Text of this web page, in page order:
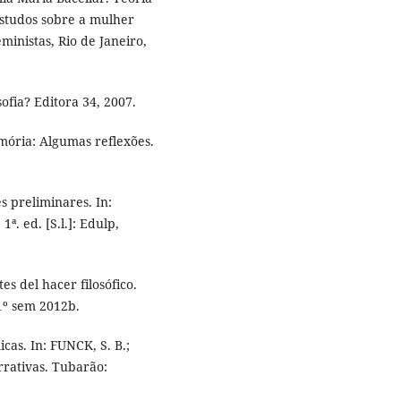
sobre a mulher
Rio de Janeiro,
Editora 34, 2007.
Algumas reflexões.
preliminares. In:
ed. [S.l.]: Edulp,
del hacer filosófico.
sem 2012b.
In: FUNCK, S. B.;
Tubarão: